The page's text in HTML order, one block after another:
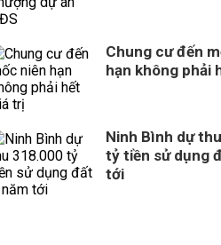
Chung cư đến
hạn không phải
Ninh Bình dự
tỷ tiền sử dụng
tới